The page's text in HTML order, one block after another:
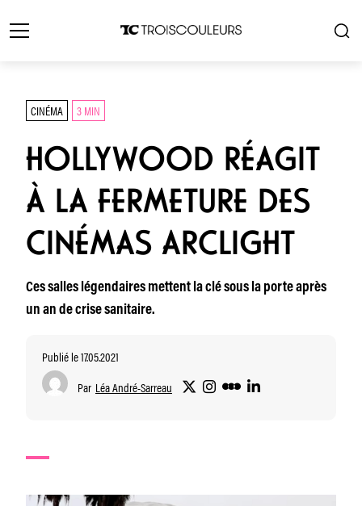
CINÉMA 3 MIN
HOLLYWOOD RÉAGIT
À LA FERMETURE DES
CINÉMAS ARCLIGHT
Ces salles légendaires mettent la clé sous la porte après
un an de crise sanitaire.
Publié le 17.05.2021
Par Léa André-Sarreau